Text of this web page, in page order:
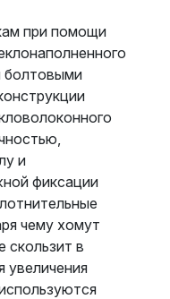
при помощи
болтовыми
и
фиксации
чему хомут
скользит в
увеличения